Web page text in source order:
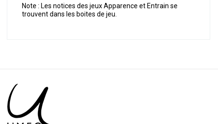
Note : Les notices des jeux Apparence et Entrain se
trouvent dans les boites de jeu.